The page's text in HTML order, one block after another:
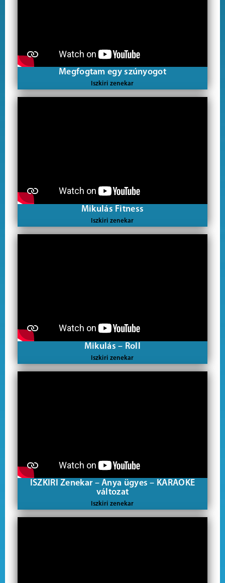
Megfogtam egy szúnyogot
Iszkiri zenekar
Mikulás Fitness
Iszkiri zenekar
Mikulás – Roll
Iszkiri zenekar
ISZKIRI Zenekar – Anya ügyes – KARAOKE
változat
Iszkiri zenekar